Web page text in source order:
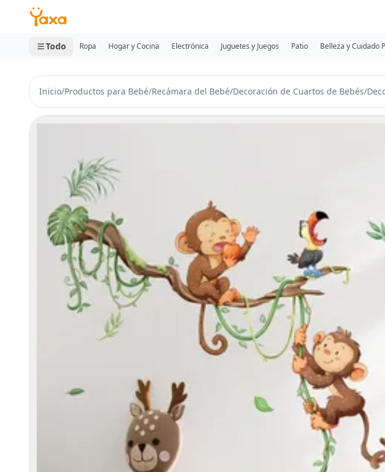
MINI CARRITO
0 productos
Todo Ropa Hogar y Cocina Electrónica Juguetes y Juegos Patio Belleza y Cuidado
Inicio/Productos para Bebé/Recámara del Bebé/Decoración de Cuartos de Bebés/